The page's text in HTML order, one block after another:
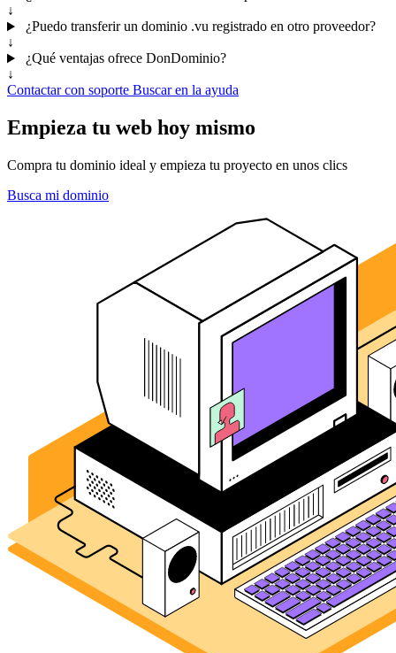
↓
¿Puedo transferir un dominio .vu registrado en otro proveedor?
↓
¿Qué ventajas ofrece DonDominio?
↓
Contactar con soporte Buscar en la ayuda
Empieza tu web hoy mismo
Compra tu dominio ideal y empieza tu proyecto en unos clics
Busca mi dominio